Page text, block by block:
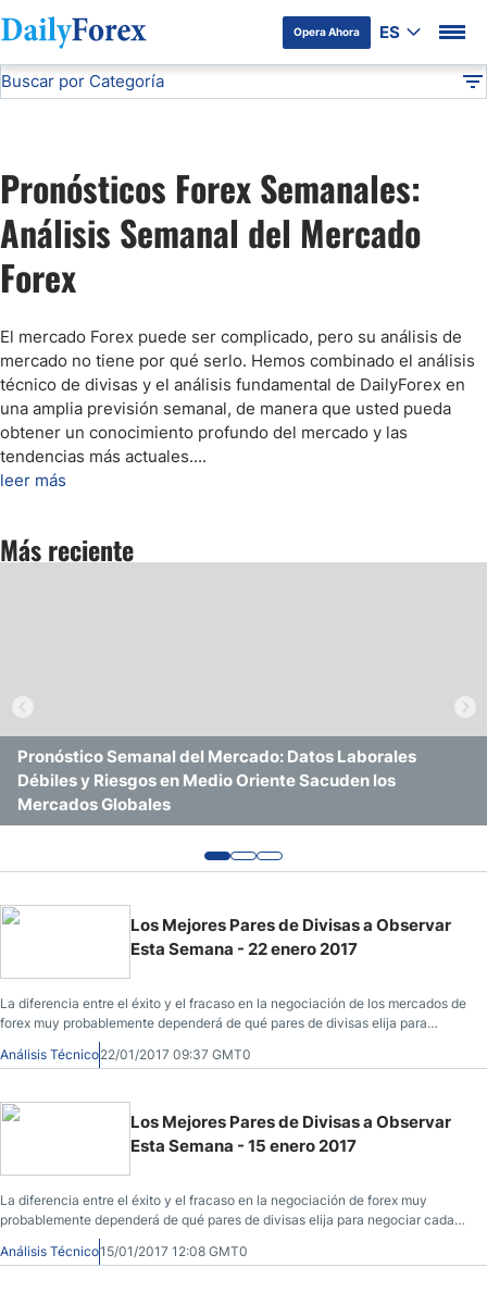
Opera Ahora ES
Divulgación del Anunciante
Buscar por Categoría
Análisis de Mercados Bursátiles
Pronóstico del S&P 500 Hoy
Pronóstico del EUR/USD
Pronóstico Peso Mexicano
Pronósticos Forex Semanales:
Análisis Semanal del Mercado
Forex
El mercado Forex puede ser complicado, pero su análisis de
mercado no tiene por qué serlo. Hemos combinado el análisis
técnico de divisas y el análisis fundamental de DailyForex en
una amplia previsión semanal, de manera que usted pueda
obtener un conocimiento profundo del mercado y las
tendencias más actuales....
leer más
Más reciente
Pronóstico Semanal del Mercado: Datos Laborales
Débiles y Riesgos en Medio Oriente Sacuden los
Mercados Globales
Pronóstico Semanal de Forex: Oro, USD/JPY, USD/MXN,
USD/CAD, DAX, Bitcoin, Plata, Nasdaq 100
Pronóstico Semanal de Forex: Ruptura al Alza del Dólar,
Repunte del Yen, Riesgo en el Petróleo y Oro con Techo
Los Mejores Pares de Divisas a Observar
Esta Semana - 22 enero 2017
La diferencia entre el éxito y el fracaso en la negociación de los mercados de
forex muy probablemente dependerá de qué pares de divisas elija para
negociar cada semana y no de los métodos de trading exactos que podría
utilizar para determinar las entradas y salidas del mercado.
Análisis Técnico22/01/2017 09:37 GMT0
Los Mejores Pares de Divisas a Observar
Esta Semana - 15 enero 2017
La diferencia entre el éxito y el fracaso en la negociación de forex muy
probablemente dependerá de qué pares de divisas elija para negociar cada
Análisis Técnico15/01/2017 12:08 GMT0